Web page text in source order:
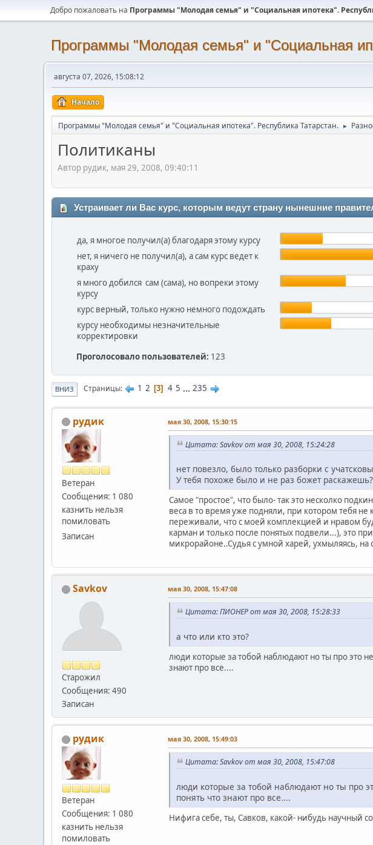
Добро пожаловать на Программы "Молодая семья" и "Социальная ипотека".
Программы "Молодая семья" и "Социальная
августа 07, 2026, 15:08:12
Начало
Программы "Молодая семья" и "Социальная ипотека". Республика Татарстан. ►
Политиканы
Автор рудик, мая 29, 2008, 09:40:11
Устраивает ли Вас курс, которым ведут страну нынешние
да, я многое получил(а) благодаря этому курсу
нет, я ничего не получил(а), а сам курс ведет к
краху
я много добился сам (сама), но вопреки этому
курсу
курс верный, только нужно немного подождать
курсу необходимы незначительные
корректировки
Проголосовало пользователей: 123
ВНИЗ Страницы 1 2 3 4 5 ... 235
рудик
Ветеран
Сообщения: 1 080
казнить нельзя
помиловать
Записан
мая 30, 2008, 15:30:15
Цитата: Savkov от мая 30, 2008, 15:24:28
нет повезло, было только разборки с
У тебя похоже было и не раз божет
Самое "простое", что было- так это несколко
веса в то время уже подняли, при котором тебя
переживали, что с моей комплекцией и нравом
карман и только после понятых подвели...), это
микрорайоне..Судья с умной харей, ухмыляясь, на
Savkov
Старожил
Сообщения: 490
Записан
мая 30, 2008, 15:47:08
Цитата: ПИОНЕР от мая 30, 2008, 15:28:33
а что или кто это?
люди которые за тобой наблюдают но ты про это
знают про все....
рудик
Ветеран
Сообщения: 1 080
казнить нельзя
помиловать
мая 30, 2008, 15:49:03
Цитата: Savkov от мая 30, 2008, 15:47:08
люди которые за тобой наблюдают но ты про
понять что знают про все....
Нифига себе, ты, Савков, какой- нибудь научный